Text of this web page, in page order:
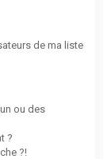
de ma liste
ou des
?
?!